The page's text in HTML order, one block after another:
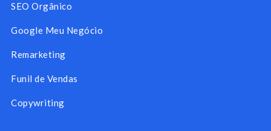
SEO Orgânico
Google Meu Negócio
Remarketing
Funil de Vendas
Copywriting